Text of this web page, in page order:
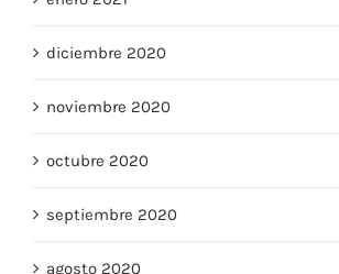
enero 2021
diciembre 2020
noviembre 2020
octubre 2020
septiembre 2020